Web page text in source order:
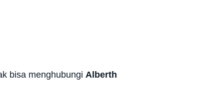
bisa menghubungi Alberth